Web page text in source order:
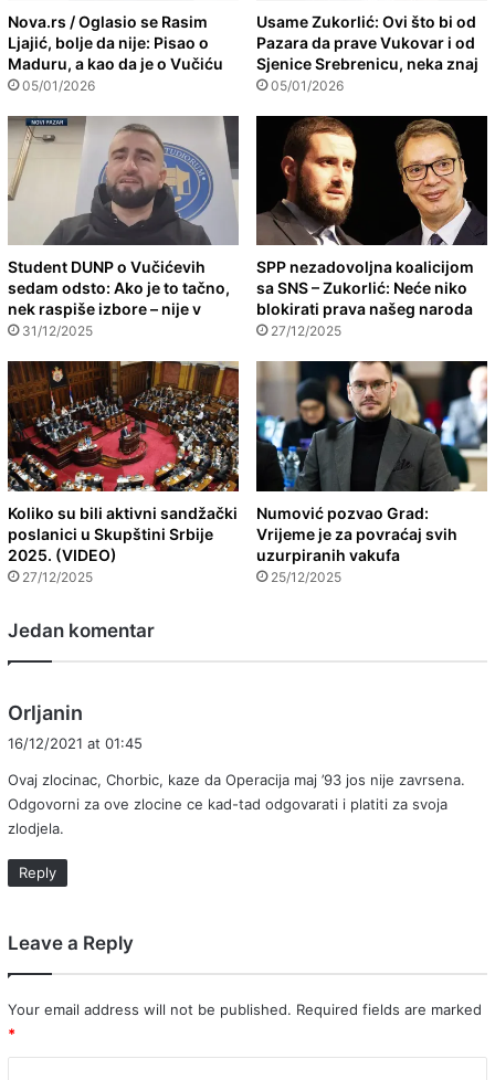
Nova.rs / Oglasio se Rasim
Ljajić, bolje da nije: Pisao o
Maduru, a kao da je o Vučiću
05/01/2026
Usame Zukorlić: Ovi što bi od
Pazara da prave Vukovar i od
Sjenice Srebrenicu, neka znaj
05/01/2026
Student DUNP o Vučićevih
sedam odsto: Ako je to tačno,
nek raspiše izbore – nije v
31/12/2025
SPP nezadovoljna koalicijom
sa SNS – Zukorlić: Neće niko
blokirati prava našeg naroda
27/12/2025
Koliko su bili aktivni sandžački
poslanici u Skupštini Srbije
2025. (VIDEO)
27/12/2025
Numović pozvao Grad:
Vrijeme je za povraćaj svih
uzurpiranih vakufa
25/12/2025
Jedan komentar
Orljanin
s
:
16/12/2021 at 01:45
Ovaj zlocinac, Chorbic, kaze da Operacija maj ’93 jos nije zavrsena.
Odgovorni za ove zlocine ce kad-tad odgovarati i platiti za svoja
zlodjela.
Reply
Leave a Reply
Your email address will not be published. Required fields are marked
*